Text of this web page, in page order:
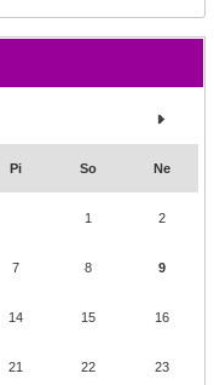
Pi So Ne
1 2
7 8 9
14 15 16
21 22 23